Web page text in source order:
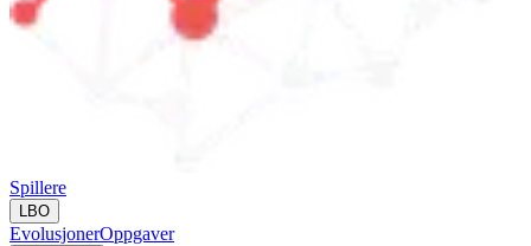
Spillere
LBO
EvolusjonerOppgaver